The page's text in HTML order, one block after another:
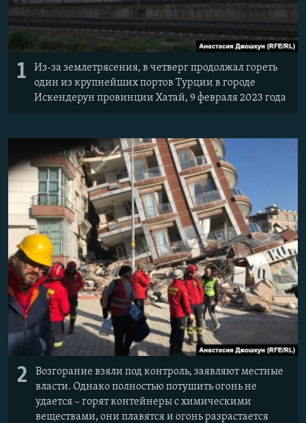
1
Из-за землетрясения, в четверг продолжал гореть
один из крупнейших портов Турции в городе
Искендерун провинции Хатай, 9 февраля 2023 года
2
Возгорание взяли под контроль, заявляют местные
власти. Однако полностью потушить огонь не
удается – горят контейнеры с химическими
веществами, они плавятся и огонь разрастается